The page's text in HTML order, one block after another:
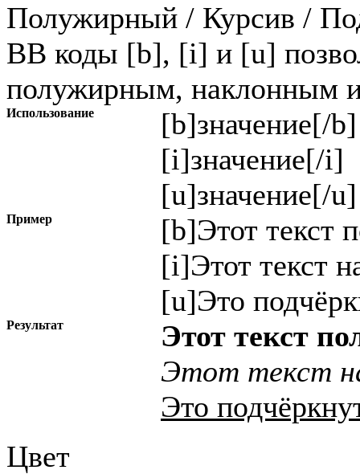
Полужирный / Курсив /
BB коды [b], [i] и [u]
полужирным, наклонным и
Использование [b]значение[/b]
[i]значение[/i]
[u]значение[/u]
Пример
[b]Этот текст
[i]Этот текст
[u]Это
Результат
Этот текст
Этот текст
Это
Цвет